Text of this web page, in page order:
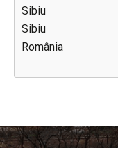
Sibiu
Sibiu
România